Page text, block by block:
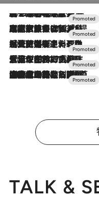
2026.8.7
【トンボの足水浴】ヒノキの香りに包まれて涼感マックス！約13℃の湧水かけ流しを避暑地「星野温泉 トンボの湯」で体験
2026.7.31
【ホテル帰省】という選択肢をOMOが提案。家族とほどよい距離を保つには「昼は実家、夜は気兼ねなくホテルで！」
2026.7.24
【夏限定ディナーコース】旬を迎える稚鮎や花ズッキーニなどをイタリア・トスカーナの郷土料理の手法で満喫！
2026.7.17
「土佐和ハーブかき氷」がOMO7高知に登場！生姜、山椒、大葉など目にも舌にも涼を呼ぶ郷土の味
2026.7.10
NEW OPEN！【界 草津】名湯の地に誕生。趣の異なる2種の温泉と上州ならではの会席・蕎麦割烹など美食を味わう究極の癒やし旅
TALK &